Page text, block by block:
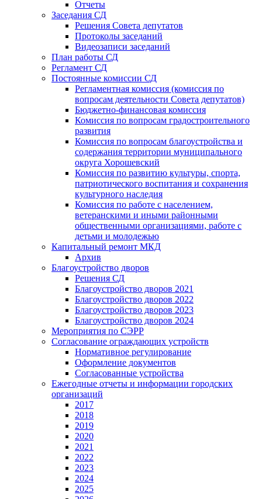
Отчеты
Заседания СД
Решения Совета депутатов
Протоколы заседаний
Видеозаписи заседаний
План работы СД
Регламент СД
Постоянные комиссии СД
Регламентная комиссия (комиссия по
вопросам деятельности Совета депутатов)
Бюджетно-финансовая комиссия
Комиссия по вопросам градостроительного
развития
Комиссия по вопросам благоустройства и
содержания территории муниципального
округа Хорошевский
Комиссия по развитию культуры, спорта,
патриотического воспитания и сохранения
культурного наследия
Комиссия по работе с населением,
ветеранскими и иными районными
общественными организациями, работе с
детьми и молодежью
Капитальный ремонт МКД
Архив
Благоустройство дворов
Решения СД
Благоустройство дворов 2021
Благоустройство дворов 2022
Благоустройство дворов 2023
Благоустройство дворов 2024
Мероприятия по СЭРР
Согласование ограждающих устройств
Нормативное регулирование
Оформление документов
Согласованные устройства
Ежегодные отчеты и информации городских
организаций
2017
2018
2019
2020
2021
2022
2023
2024
2025